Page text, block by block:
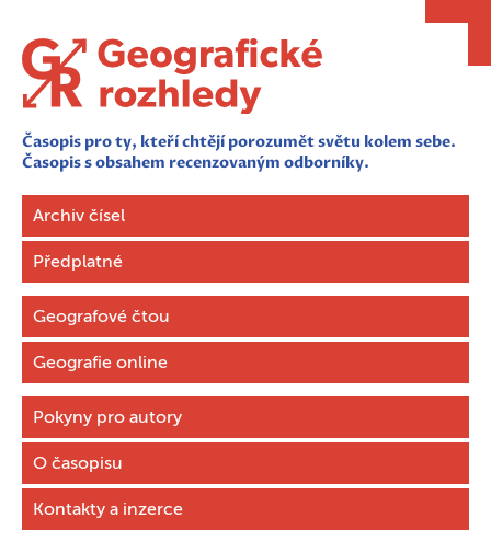
Časopis pro ty, kteří chtějí porozumět světu kolem sebe.
Časopis s obsahem recenzovaným odborníky.
Archiv čísel
Předplatné
Geografové čtou
Geografie online
Pokyny pro autory
O časopisu
Kontakty a inzerce